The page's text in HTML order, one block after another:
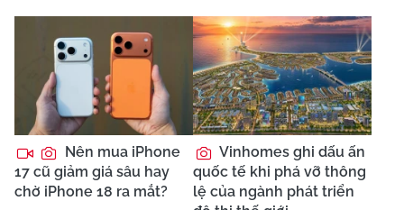
Nên mua iPhone
17 cũ giảm giá sâu hay
chờ iPhone 18 ra mắt?
Vinhomes ghi dấu ấn
quốc tế khi phá vỡ thông
lệ của ngành phát triển